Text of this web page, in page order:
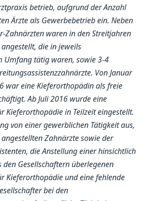
betrieb, aufgrund der Anzahl
Ärzte als Gewerbebetrieb ein. Neben
Zahnärzten waren in den Streitjahren
die in jeweils
Umfang tätig waren, sowie 3-4
Von Januar
war eine Kieferorthopädin als freie
Ab Juli 2016 wurde eine
Kieferorthopädie in Teilzeit eingestellt.
von einer gewerblichen Tätigkeit aus,
Zahnärzte sowie der
die Anstellung einer hinsichtlich
den Gesellschaftern überlegenen
Kieferorthopädie und eine fehlende
bei den